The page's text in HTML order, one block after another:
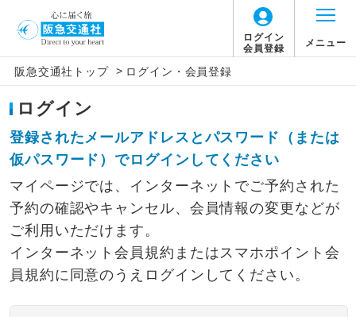
ログイン
会員登録
メニュー
阪急交通社トップ > ログイン・会員登録
ログイン
登録されたメールアドレスとパスワード（または
仮パスワード）でログインしてください
マイページでは、インターネットでご予約された
予約の確認やキャンセル、会員情報の変更などが
ご利用いただけます。
インターネット会員規約またはスマホポイント会
員規約に同意のうえログインしてください。